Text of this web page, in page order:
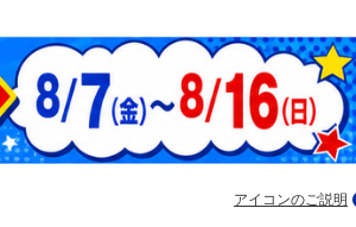
アイコンのご説明